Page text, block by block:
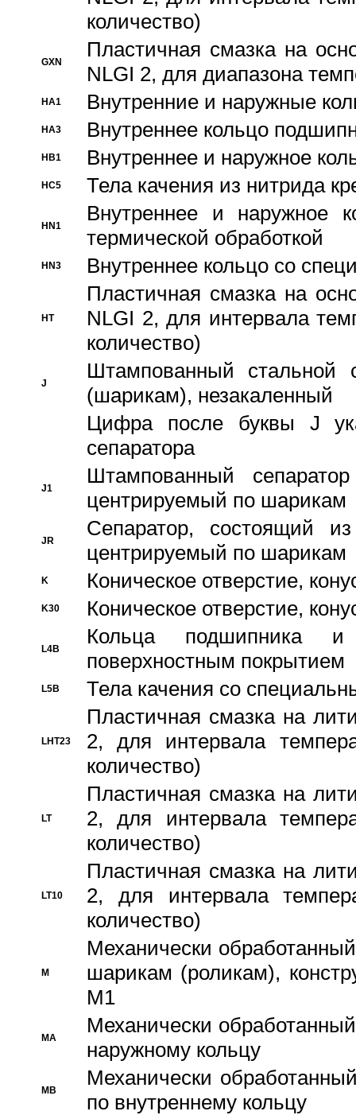
количество)
GXN
Пластичная смазка на
NLGI 2, для диапазона
HA1 Внутренние и наружные
HA3 Bнутреннее кольцо
HB1 Bнутреннее и наружное
HC5 Тела качения из нитрида
HN1
Bнутреннее и наружное
термической обработкой
HN3 Внутреннее кольцо со
HT
Пластичная смазка на
NLGI 2, для интервала
количество)
J
Штампованный стальной
(шарикам), незакаленный
Цифра после буквы J
сепаратора
J1
Штампованный
центрируемый по шарикам
JR
Сепаратор, состоящий
центрируемый по шарикам
K Коническое отверстие,
K30 Коническое отверстие,
L4B
Кольца подшипника
поверхностным покрытием
L5B Тела качения со
LHT23
Пластичная смазка на
2, для интервала
количество)
LT
Пластичная смазка на
2, для интервала
количество)
LT10
Пластичная смазка на
2, для интервала
количество)
M
Механически
шарикам (роликам),
M1
MA
Механически
наружному кольцу
MB
Механически
по внутреннему кольцу